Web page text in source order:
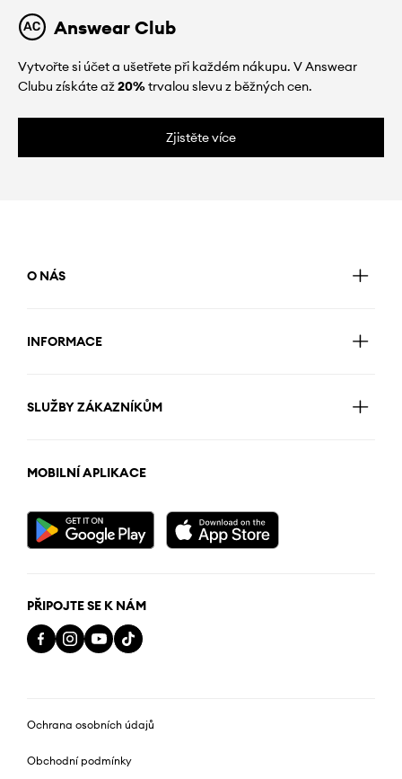
Answear Club
Vytvořte si účet a ušetřete při každém nákupu. V Answear
Clubu získáte až20%trvalou slevu z běžných cen.
Zjistěte více
O NÁS
INFORMACE
SLUŽBY ZÁKAZNÍKŮM
MOBILNÍ APLIKACE
PŘIPOJTE SE K NÁM
Ochrana osobních údajů
Obchodní podmínky